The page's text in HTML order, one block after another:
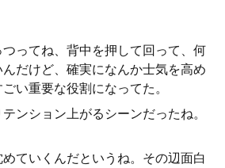
ってね、背中を押して回って、何
だけど、確実になんか士気を高め
い重要な役割になってた。
ンション上がるシーンだったね。
ていくんだというね。その辺面白